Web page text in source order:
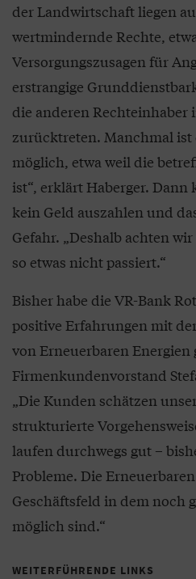
der Landwirtschaft liegen
wertmindernde Rechte,
Versorgungszusagen für
erstrangige
die anderen Rechteinhaber
zurücktreten. Manchmal ist
möglich, etwa weil die
ist“, erklärt Haberger.
kein Geld auszahlen und
Gefahr. „Deshalb achten
so etwas nicht passiert.“
Bisher habe die VR-Bank
positive Erfahrungen mit
von Erneuerbaren
Firmenkundenvorstand
„Die Kunden schätzen
strukturierte
laufen durchwegs gut –
Probleme. Die
Geschäftsfeld in dem noch
möglich sind.“
WEITERFÜHRENDE LINKS